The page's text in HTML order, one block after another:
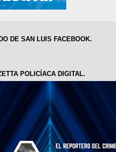
DE SAN LUIS FACEBOOK.
POLICÍACA DIGITAL.